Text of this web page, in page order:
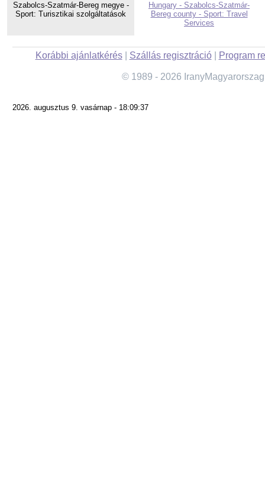
Szabolcs-Szatmár-Bereg megye -
Sport: Turisztikai szolgáltatások
Hungary - Szabolcs-Szatmár-
Bereg county - Sport: Travel
Services
Korábbi ajánlatkérés| Szállás regisztráció| Program
© 1989 - 2026
2026. augusztus 9. vasárnap - 18:09:37